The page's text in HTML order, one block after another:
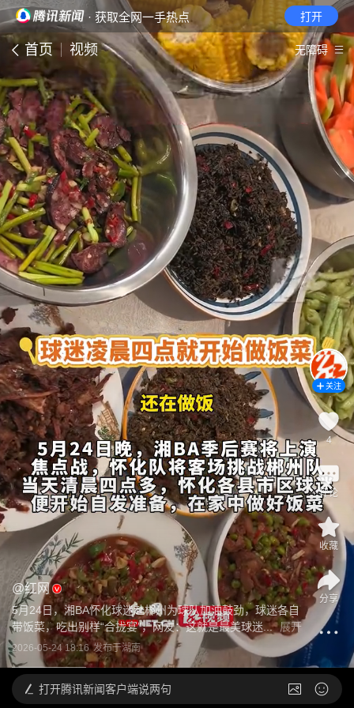
· 获取全网一手热点 打开
首页 视频 无障碍
@红网
5月24日，湘BA怀化球迷赴郴州为球队加油鼓劲，球迷各自
带饭菜，吃出别样“合拢宴”，网友：这就是最美球迷...
展开
2026-05-24 18:16 发布于湖南
关注
4
评论
收藏
分享
打开腾讯新闻客户端说两句